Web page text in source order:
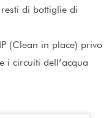
di bottiglie di
(Clean in place) privo
i circuiti dell’acqua